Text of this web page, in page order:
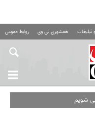
تبلیغات همشهری تی وی روابط عمومی
شویم